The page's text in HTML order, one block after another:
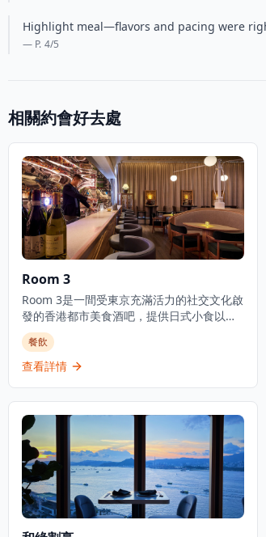
Highlight meal—flavors and pacing were
— P. 4/5
相關約會好去處
Room 3
Room 3是一間受東京充滿活力的社交文化啟
發的香港都市美食酒吧，提供日式小食以及
豐富的葡萄酒、威士忌、優質清酒和雞尾酒
選擇。酒吧擁有寬敞時尚的室內設計和高天
花板，營造出優雅的用餐和飲酒氛圍。以日
客的熱門目的地。這家establishment既是
餐廳也是酒吧，在尖沙咀中心地帶提供精緻
的都市用餐體驗。
餐飲
查看詳情